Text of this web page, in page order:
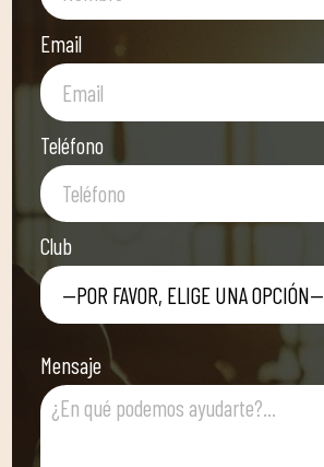
Email
Teléfono
Club
—POR FAVOR, ELIGE UNA OPCIÓN—
Mensaje